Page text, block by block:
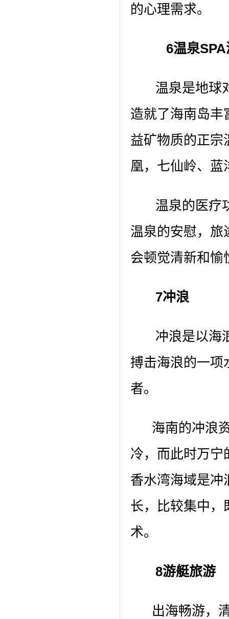
的心理需求。
6温泉SPA
温泉是地球对
造就了海南岛丰
益矿物质的正宗
凰，七仙岭、蓝
温泉的医疗功
温泉的安慰，旅
会顿觉清新和愉
7冲浪
冲浪是以海浪
搏击海浪的一项
者。
海南的冲浪资
冷，而此时万宁
香水湾海域是冲
长，比较集中，
术。
8游艇旅游
出海畅游，清